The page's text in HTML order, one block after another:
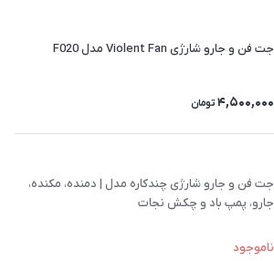
جت فن و جارو شارژی Violent Fan مدل F020
4,500,000 تومان
جت فن و جارو شارژی چندکاره مدل | دمنده، مکنده،
جارو، پمپ باد و چکش نجات
ناموجود